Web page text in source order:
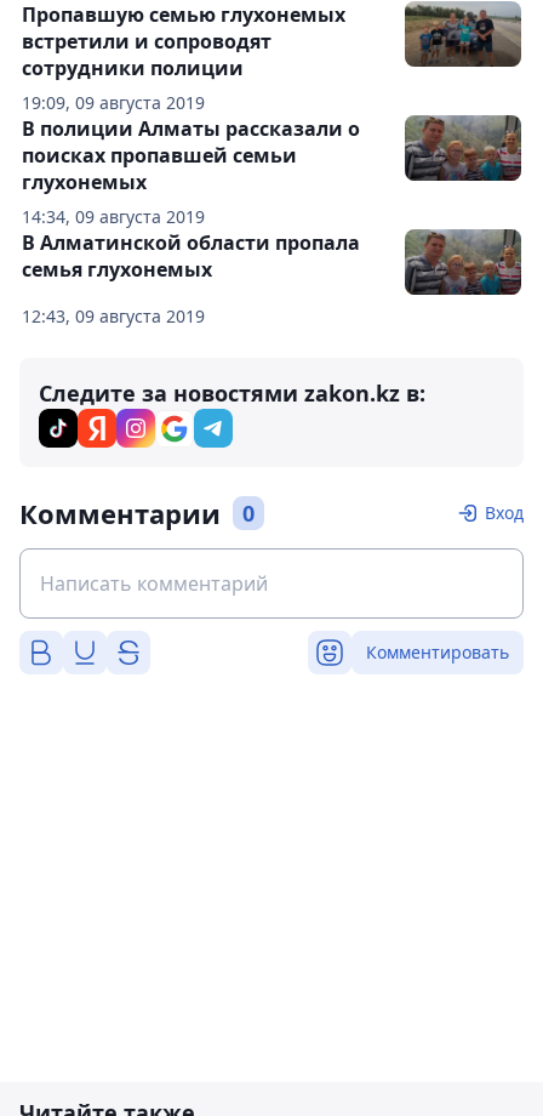
19:09, 09 августа 2019
Пропавшую семью глухонемых
встретили и сопроводят
сотрудники полиции
14:34, 09 августа 2019
В полиции Алматы рассказали о
поисках пропавшей семьи
глухонемых
12:43, 09 августа 2019
В Алматинской области пропала
семья глухонемых
Следите за новостями zakon.kz в:
Комментарии 0 Вход
Комментировать